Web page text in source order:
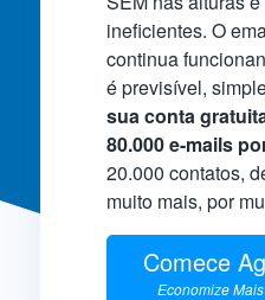
ineficientes. O
continua
é previsível,
sua conta
80.000 e-mails
20.000 contatos,
muito mais, por
Comece
Economize